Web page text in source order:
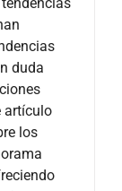
duda
artículo
los